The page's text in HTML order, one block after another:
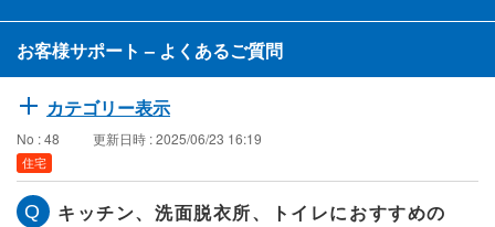
お客様サポート – よくあるご質問
カテゴリー表示
No : 48 更新日時 : 2025/06/23 16:19
住宅
キッチン、洗面脱衣所、トイレにおすすめの